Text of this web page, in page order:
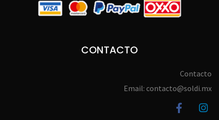
CONTACTO
Contacto
Email: contacto@soldi.mx